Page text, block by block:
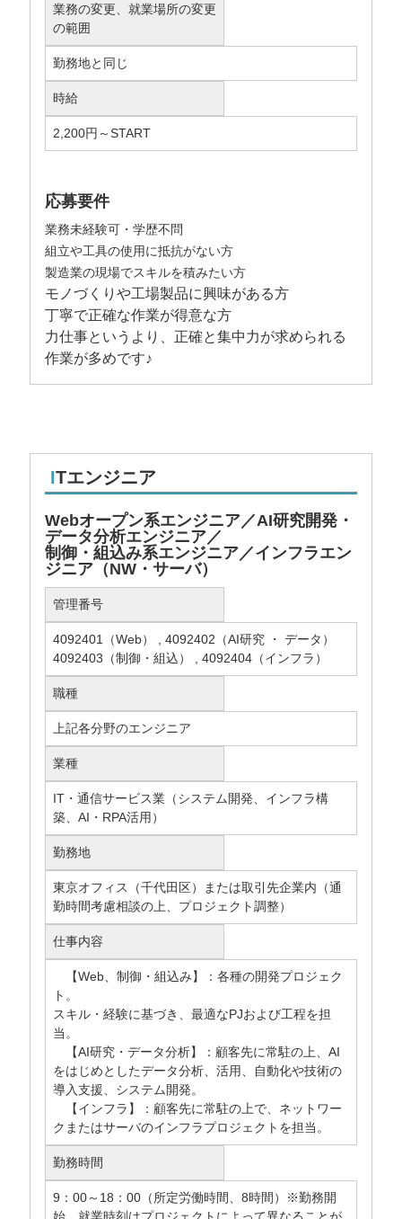
業務の変更、就業場所の変更
の範囲
勤務地と同じ
時給
2,200円～START
応募要件
業務未経験可・学歴不問
組立や工具の使用に抵抗がない方
製造業の現場でスキルを積みたい方
モノづくりや工場製品に興味がある方
丁寧で正確な作業が得意な方
力仕事というより、正確と集中力が求められる
作業が多めです♪
ITエンジニア
Webオープン系エンジニア／AI研究開発・
データ分析エンジニア／
制御・組込み系エンジニア／インフラエン
ジニア（NW・サーバ）
管理番号
4092401（Web） , 4092402（AI研究 ・ データ）
4092403（制御・組込） , 4092404（インフラ）
職種
上記各分野のエンジニア
業種
IT・通信サービス業（システム開発、インフラ構
築、AI・RPA活用）
勤務地
東京オフィス（千代田区）または取引先企業内（通
勤時間考慮相談の上、プロジェクト調整）
仕事内容
【Web、制御・組込み】：各種の開発プロジェク
ト。
スキル・経験に基づき、最適なPJおよび⼯程を担
当。
【AI研究・データ分析】：顧客先に常駐の上、AI
をはじめとしたデータ分析、活用、自動化や技術の
導入支援、システム開発。
【インフラ】：顧客先に常駐の上で、ネットワー
クまたはサーバのインフラプロジェクトを担当。
勤務時間
9：00～18：00（所定労働時間、8時間）※勤務開
始、就業時刻はプロジェクトによって異なることが